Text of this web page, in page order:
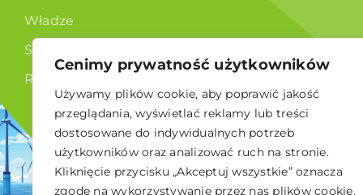
Cenimy prywatność użytkowników
Używamy plików cookie, aby poprawić jakość
przeglądania, wyświetlać reklamy lub treści
dostosowane do indywidualnych potrzeb
użytkowników oraz analizować ruch na stronie.
Kliknięcie przycisku „Akceptuj wszystkie” oznacza
zgodę na wykorzystywanie przez nas plików cookie.
Władze
Statut
RODO
© 2026 Polskie Stowarzyszenie Energetyki Wiatrowej